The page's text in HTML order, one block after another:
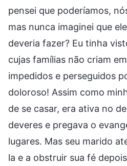
pensei que poderíamos,
mas nunca imaginei que
deveria fazer? Eu tinha
cujas famílias não criam
impedidos e perseguidos
doloroso! Assim como
de se casar, era ativa no
deveres e pregava o
lugares. Mas seu marido
la e a obstruir sua fé